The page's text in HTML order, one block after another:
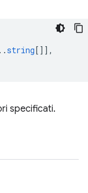
string []],
specificati.